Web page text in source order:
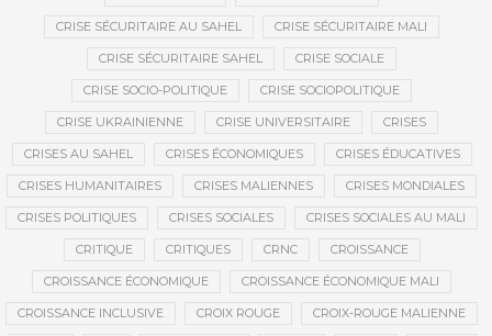
CRISE SÉCURITAIRE AU SAHEL CRISE SÉCURITAIRE MALI
CRISE SÉCURITAIRE SAHEL CRISE SOCIALE
CRISE SOCIO-POLITIQUE CRISE SOCIOPOLITIQUE
CRISE UKRAINIENNE CRISE UNIVERSITAIRE CRISES
CRISES AU SAHEL CRISES ÉCONOMIQUES CRISES ÉDUCATIVES
CRISES HUMANITAIRES CRISES MALIENNES CRISES MONDIALES
CRISES POLITIQUES CRISES SOCIALES CRISES SOCIALES AU MALI
CRITIQUE CRITIQUES CRNC CROISSANCE
CROISSANCE ÉCONOMIQUE CROISSANCE ÉCONOMIQUE MALI
CROISSANCE INCLUSIVE CROIX ROUGE CROIX-ROUGE MALIENNE